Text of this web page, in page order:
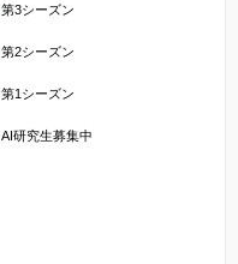
第3シーズン
第2シーズン
第1シーズン
AI研究生募集中